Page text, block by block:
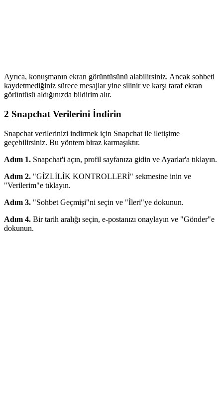
Ayrıca, konuşmanın ekran görüntüsünü alabilirsiniz. Ancak sohbeti
kaydetmediğiniz sürece mesajlar yine silinir ve karşı taraf ekran
görüntüsü aldığınızda bildirim alır.
2 Snapchat Verilerini İndirin
Snapchat verilerinizi indirmek için Snapchat ile iletişime
geçebilirsiniz. Bu yöntem biraz karmaşıktır.
Adım 1. Snapchat'i açın, profil sayfanıza gidin ve Ayarlar'a tıklayın.
Adım 2. "GİZLİLİK KONTROLLERİ" sekmesine inin ve
"Verilerim"e tıklayın.
Adım 3. "Sohbet Geçmişi"ni seçin ve "İleri"ye dokunun.
Adım 4. Bir tarih aralığı seçin, e-postanızı onaylayın ve "Gönder"e
dokunun.